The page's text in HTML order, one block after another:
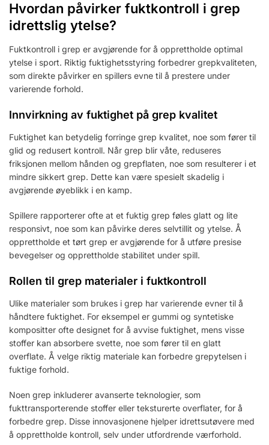
Hvordan påvirker fuktkontroll i grep
idrettslig ytelse?
Fuktkontroll i grep er avgjørende for å opprettholde optimal
ytelse i sport. Riktig fuktighetsstyring forbedrer grepkvaliteten,
som direkte påvirker en spillers evne til å prestere under
varierende forhold.
Innvirkning av fuktighet på grep kvalitet
Fuktighet kan betydelig forringe grep kvalitet, noe som fører til
glid og redusert kontroll. Når grep blir våte, reduseres
friksjonen mellom hånden og grepflaten, noe som resulterer i et
mindre sikkert grep. Dette kan være spesielt skadelig i
avgjørende øyeblikk i en kamp.
Spillere rapporterer ofte at et fuktig grep føles glatt og lite
responsivt, noe som kan påvirke deres selvtillit og ytelse. Å
opprettholde et tørt grep er avgjørende for å utføre presise
bevegelser og opprettholde stabilitet under spill.
Rollen til grep materialer i fuktkontroll
Ulike materialer som brukes i grep har varierende evner til å
håndtere fuktighet. For eksempel er gummi og syntetiske
kompositter ofte designet for å avvise fuktighet, mens visse
stoffer kan absorbere svette, noe som fører til en glatt
overflate. Å velge riktig materiale kan forbedre grepytelsen i
fuktige forhold.
Noen grep inkluderer avanserte teknologier, som
fukttransporterende stoffer eller teksturerte overflater, for å
forbedre grep. Disse innovasjonene hjelper idrettsutøvere med
å opprettholde kontroll, selv under utfordrende værforhold.